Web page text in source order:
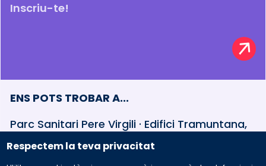
Respectem la teva privacitat
Inscriu-te!
ENS POTS TROBAR A...
Parc Sanitari Pere Virgili · Edifici Tramuntana,
baixos Esteve Terradas, 30 · 08023 Barcelona